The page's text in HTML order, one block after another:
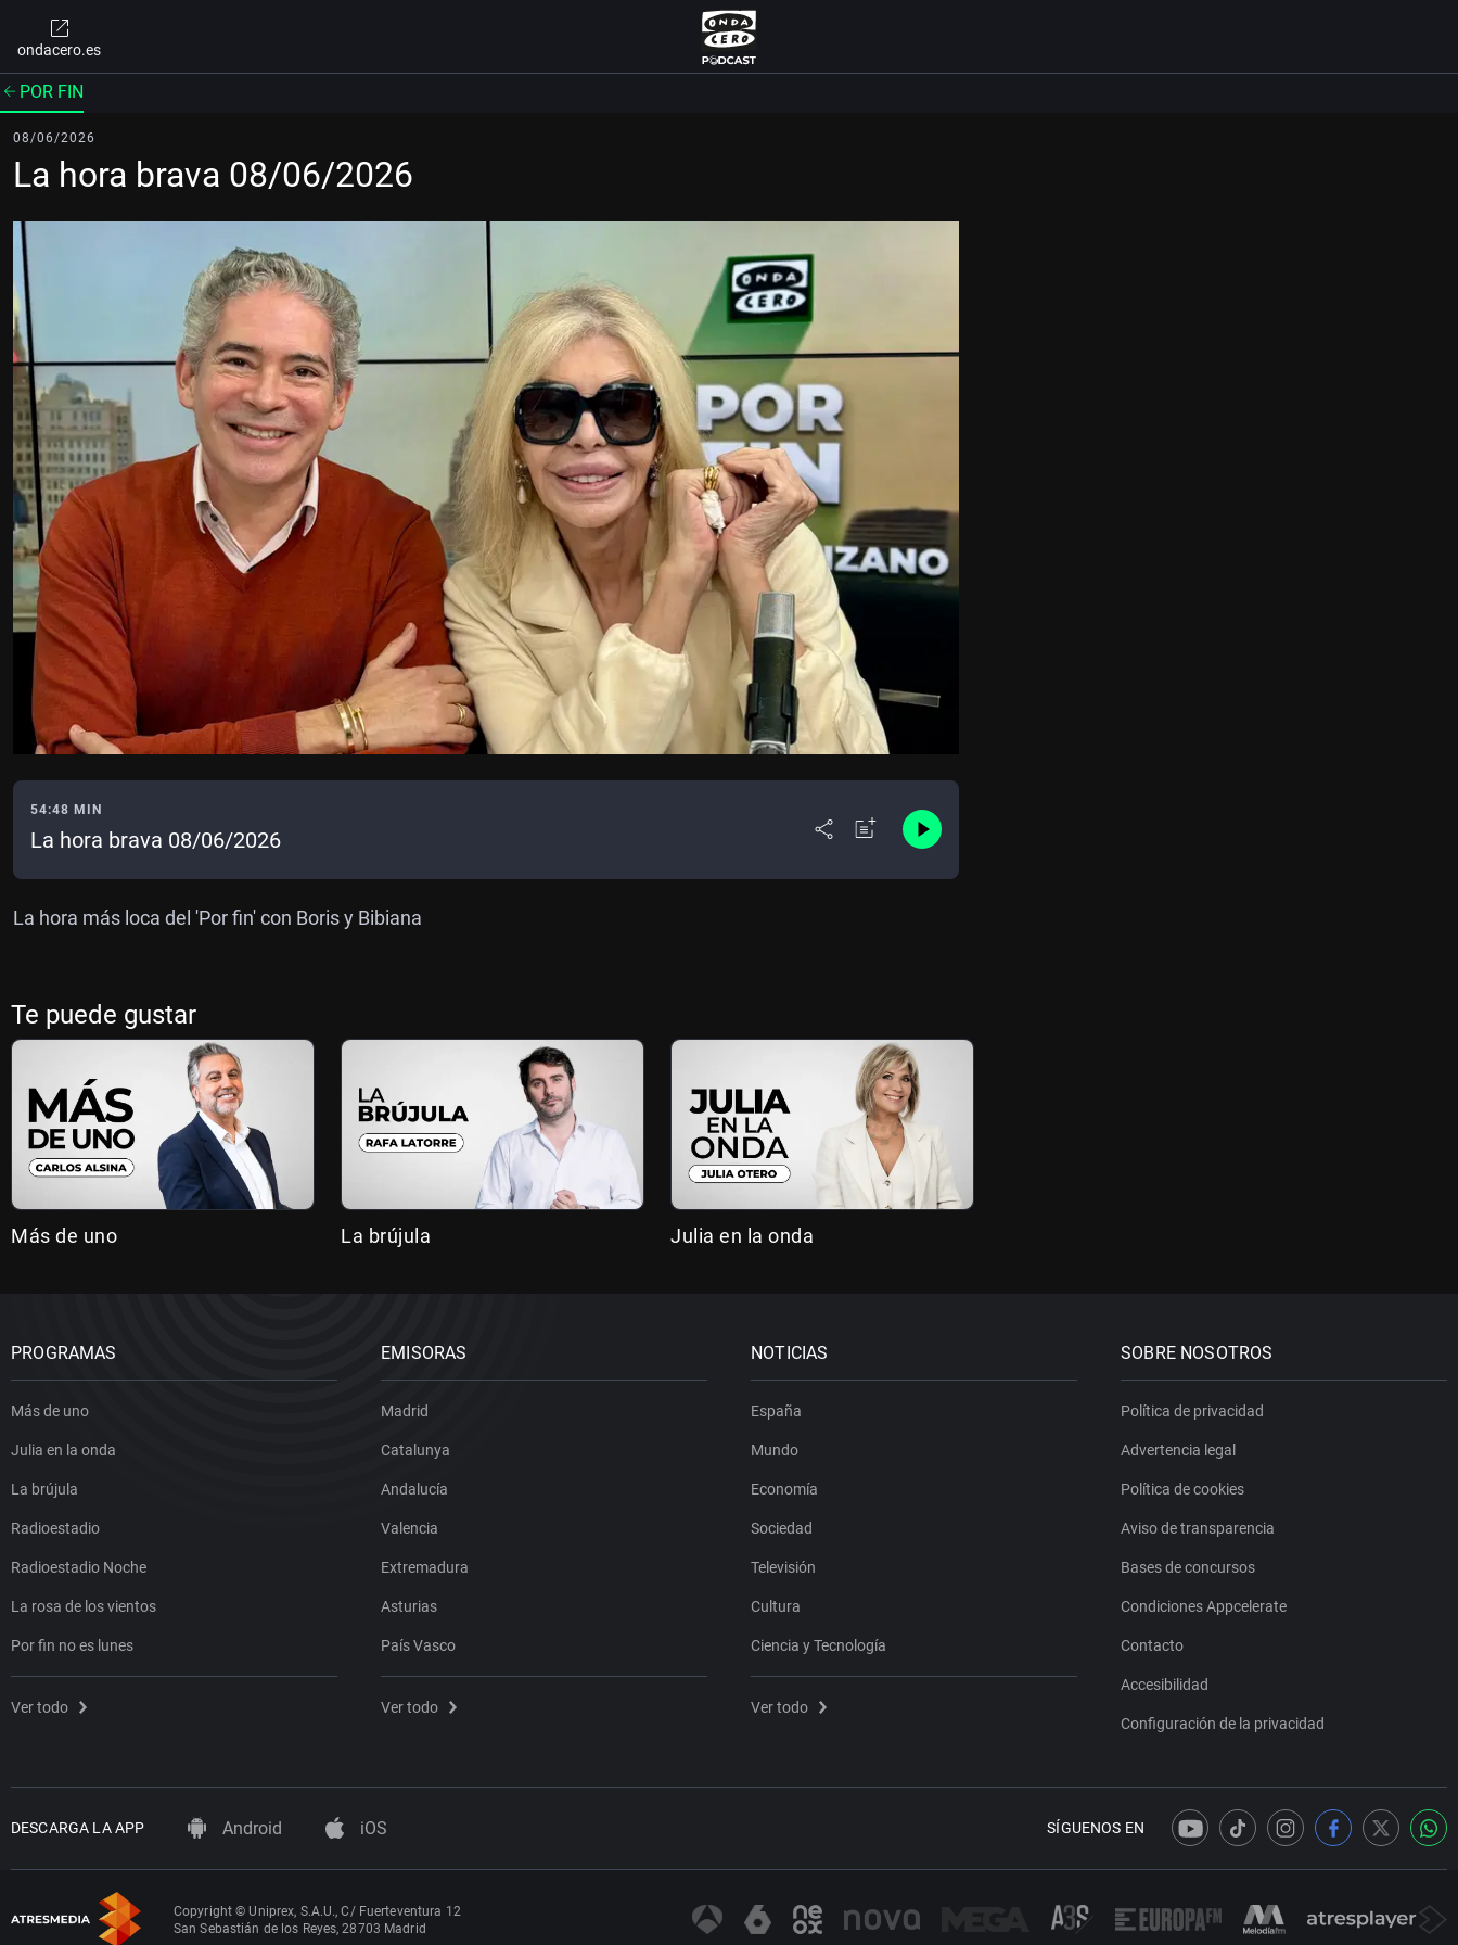
ondacero.es
POR FIN
08/06/2026
La hora brava 08/06/2026
54:48 MIN
La hora brava 08/06/2026
La hora más loca del 'Por fin' con Boris y Bibiana
Te puede gustar
Más de uno La brújula Julia en la onda
PROGRAMAS
Más de uno
Julia en la onda
La brújula
Radioestadio
Radioestadio Noche
La rosa de los vientos
Por fin no es lunes
Ver todo
EMISORAS
Madrid
Catalunya
Andalucía
Valencia
Extremadura
Asturias
País Vasco
Ver todo
NOTICIAS
España
Mundo
Economía
Sociedad
Televisión
Cultura
Ciencia y Tecnología
Ver todo
SOBRE NOSOTROS
Política de privacidad
Advertencia legal
Política de cookies
Aviso de transparencia
Bases de concursos
Condiciones Appcelerate
Contacto
Accesibilidad
Configuración de la privacidad
DESCARGA LA APP Android iOS SÍGUENOS EN
Copyright © Uniprex, S.A.U., C/ Fuerteventura 12
San Sebastián de los Reyes, 28703 Madrid